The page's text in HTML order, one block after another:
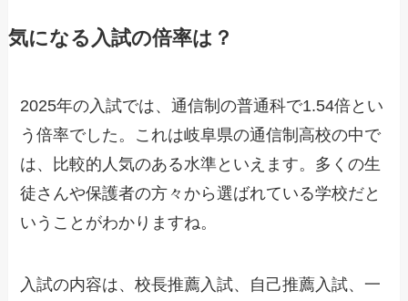
気になる入試の倍率は？
2025年の入試では、通信制の普通科で1.54倍とい
う倍率でした。これは岐阜県の通信制高校の中で
は、比較的人気のある水準といえます。多くの生
徒さんや保護者の方々から選ばれている学校だと
いうことがわかりますね。
入試の内容は、校長推薦入試、自己推薦入試、一